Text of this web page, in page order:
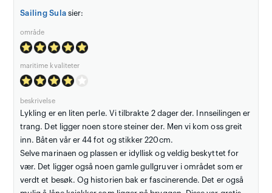
Sailing Sula sier:
område
maritime kvaliteter
beskrivelse
Lykling er en liten perle. Vi tilbrakte 2 dager der. Innseilingen er
trang. Det ligger noen store steiner der. Men vi kom oss greit
inn. Båten vår er 44 fot og stikker 220cm.
Selve marinaen og plassen er idyllisk og veldig beskyttet for
vær. Det ligger også noen gamle gullgruver i området som er
verdt et besøk. Og historien bak er fascinerende. Det er også